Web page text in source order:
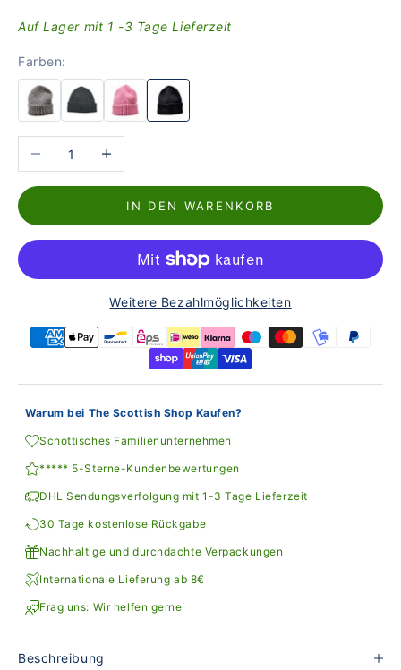
Auf Lager mit 1 -3 Tage Lieferzeit
Farben:
Anzahl verringernAnzahl erhöhen
IN DEN WARENKORB
Weitere Bezahlmöglichkeiten
Warum bei The Scottish Shop Kaufen?
Schottisches Familienunternehmen
***** 5-Sterne-Kundenbewertungen
DHL Sendungsverfolgung mit 1-3 Tage Lieferzeit
30 Tage kostenlose Rückgabe
Nachhaltige und durchdachte Verpackungen
Internationale Lieferung ab 8€
Frag uns: Wir helfen gerne
Beschreibung